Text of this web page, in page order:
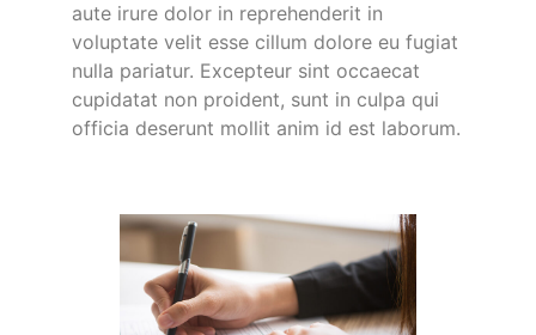
aute irure dolor in reprehenderit in
voluptate velit esse cillum dolore eu fugiat
nulla pariatur. Excepteur sint occaecat
cupidatat non proident, sunt in culpa qui
officia deserunt mollit anim id est laborum.